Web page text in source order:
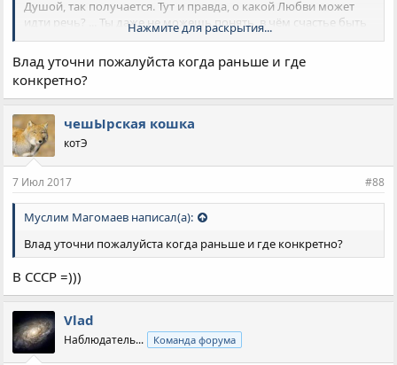
Душой, так получается. Тут и правда, о какой Любви может
идти речь? ... Ты даже не можешь понять, в чём счастье быть
рядом с любимым человеком... Грустно.
Нажмите для раскрытия...
Влад уточни пожалуйста когда раньше и где
конкретно?
чешЫрская кошка
котЭ
7 Июл 2017 #88
Муслим Магомаев написал(а):
Влад уточни пожалуйста когда раньше и где конкретно?
В СССР =)))
Vlad
Наблюдатель... Команда форума